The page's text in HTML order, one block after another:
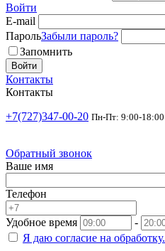
Войти
E-mail
ПарольЗабыли пароль?
Запомнить
Войти
Контакты
Контакты
+7(727)347-00-20 Пн-Пт: 9:00-18:00
Обратный звонок
Ваше имя
Телефон
Удобное время
-
Я даю согласие на обработку.